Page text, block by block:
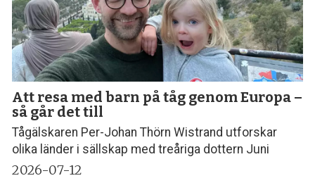
Att resa med barn på tåg genom Europa –
så går det till
Tågälskaren Per-Johan Thörn Wistrand utforskar
olika länder i sällskap med treåriga dottern Juni
2026-07-12